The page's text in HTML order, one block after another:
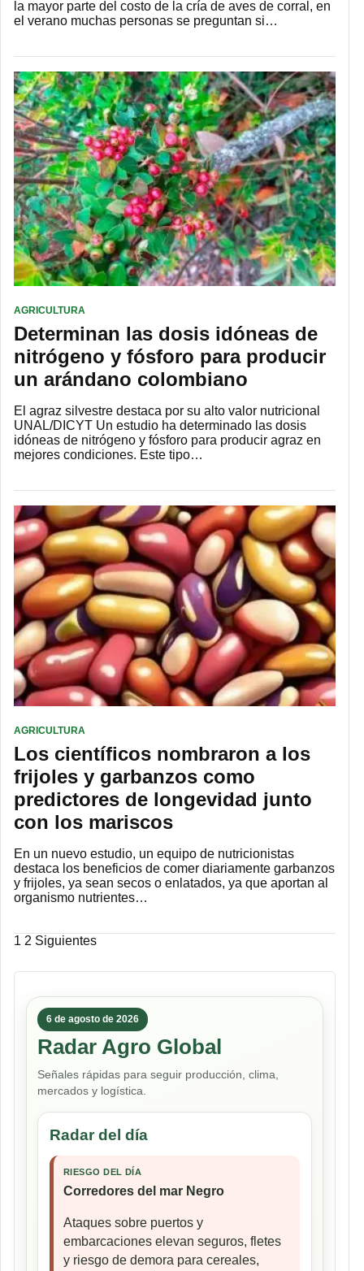
la mayor parte del costo de la cría de aves de corral, en
el verano muchas personas se preguntan si…
AGRICULTURA
Determinan las dosis idóneas de
nitrógeno y fósforo para producir
un arándano colombiano
El agraz silvestre destaca por su alto valor nutricional
UNAL/DICYT Un estudio ha determinado las dosis
idóneas de nitrógeno y fósforo para producir agraz en
mejores condiciones. Este tipo…
AGRICULTURA
Los científicos nombraron a los
frijoles y garbanzos como
predictores de longevidad junto
con los mariscos
En un nuevo estudio, un equipo de nutricionistas
destaca los beneficios de comer diariamente garbanzos
y frijoles, ya sean secos o enlatados, ya que aportan al
organismo nutrientes…
Paginación
de
1 2 Siguientes
6 de agosto de 2026
Radar Agro Global
Señales rápidas para seguir producción, clima,
mercados y logística.
Radar del día
RIESGO DEL DÍA
Corredores del mar Negro
Ataques sobre puertos y
embarcaciones elevan seguros, fletes
y riesgo de demora para cereales,